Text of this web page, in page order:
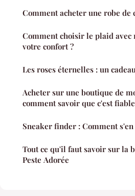
Comment acheter une robe de
Comment choisir le plaid avec
votre confort ?
Les roses éternelles : un
Acheter sur une boutique de
comment savoir que c'est
Sneaker finder : Comment
Tout ce qu'il faut savoir sur la
Peste Adorée